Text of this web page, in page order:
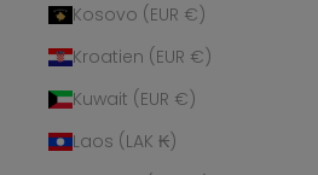
Kosovo (EUR €)
Kroatien (EUR €)
Kuwait (EUR €)
Laos (LAK ₭)